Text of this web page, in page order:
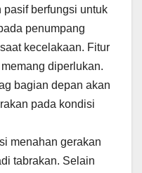
pasif berfungsi untuk
penumpang
kecelakaan. Fitur
diperlukan.
bagian depan akan
pada kondisi
menahan gerakan
tabrakan. Selain